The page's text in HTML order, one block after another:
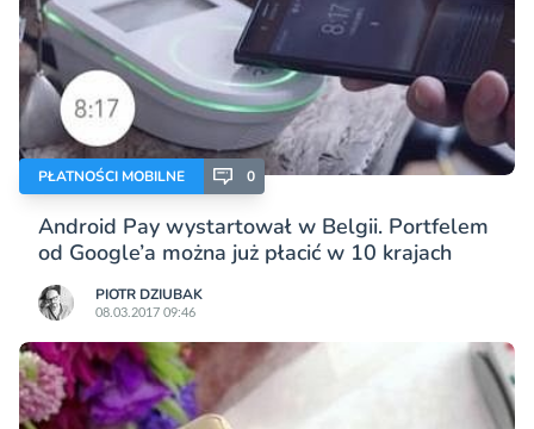
PŁATNOŚCI MOBILNE 0
Android Pay wystartował w Belgii. Portfelem
od Google’a można już płacić w 10 krajach
PIOTR DZIUBAK
08.03.2017 09:46